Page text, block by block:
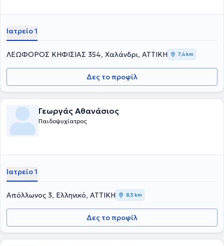
Ιατρείο 1
ΛΕΩΦΟΡΟΣ ΚΗΦΙΣΙΑΣ 354, Χαλάνδρι, ΑΤΤΙΚΗ 7,4 km
Δες το προφίλ
Γεωργάς Αθανάσιος
Παιδοψυχίατρος
Ιατρείο 1
Απόλλωνος 3, Ελληνικό, ΑΤΤΙΚΗ 8,3 km
Δες το προφίλ